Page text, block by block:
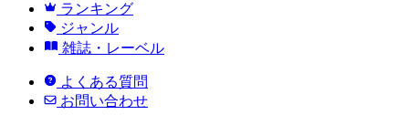
ランキング
ジャンル
雑誌・レーベル
よくある質問
お問い合わせ